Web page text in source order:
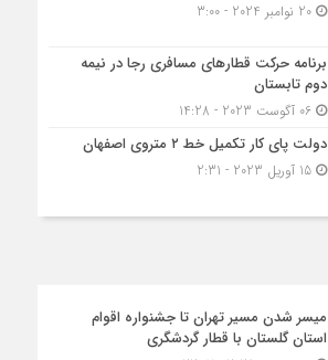
20 نوامبر 2024 - 3:00
برنامه حرکت قطارهای مسافری رجا در نیمه
دوم تابستان
06 آگوست 2023 - 14:28
دولت پای کار تکمیل خط ۲ متروی اصفهان
15 آوریل 2023 - 2:31
میسر شدن مسیر تهران تا جشنواره اقوام
استان گلستان با قطار گردشگری